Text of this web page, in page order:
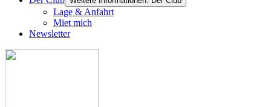
Lage & Anfahrt
Miet mich
Newsletter